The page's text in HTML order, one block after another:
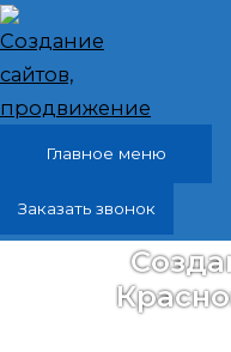
Перейти к
Главное меню
Заказать звонок